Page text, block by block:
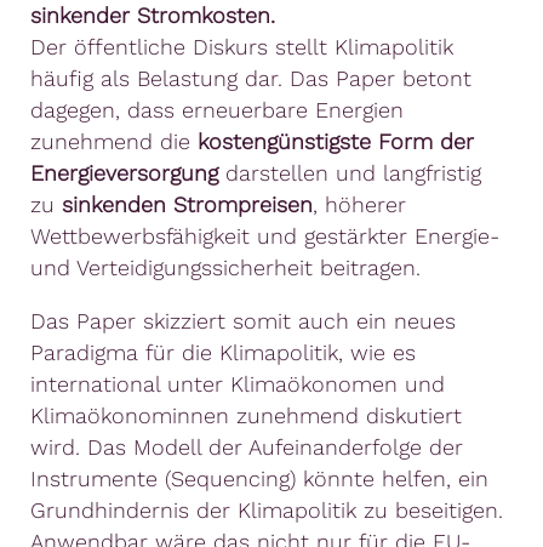
sinkender Stromkosten.
Der öffentliche Diskurs stellt Klimapolitik
häufig als Belastung dar. Das Paper betont
dagegen, dass erneuerbare Energien
zunehmend die kostengünstigste Form der
Energieversorgungdarstellen und langfristig
zu sinkenden Strompreisen, höherer
Wettbewerbsfähigkeit und gestärkter Energie-
und Verteidigungssicherheit beitragen.
Das Paper skizziert somit auch ein neues
Paradigma für die Klimapolitik, wie es
international unter Klimaökonomen und
Klimaökonominnen zunehmend diskutiert
wird. Das Modell der Aufeinanderfolge der
Instrumente (Sequencing) könnte helfen, ein
Grundhindernis der Klimapolitik zu beseitigen.
Anwendbar wäre das nicht nur für die EU-